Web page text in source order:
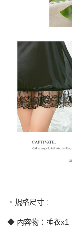
。規格尺寸：
◆ 內容物：睡衣x1